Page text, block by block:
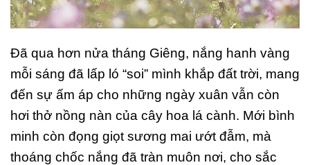
Đã qua hơn nửa tháng Giêng, nắng hanh vàng
mỗi sáng đã lấp ló “soi” mình khắp đất trời, mang
đến sự ấm áp cho những ngày xuân vẫn còn
hơi thở nồng nàn của cây hoa lá cành. Mới bình
minh còn đọng giọt sương mai ướt đẫm, mà
thoáng chốc nắng đã tràn muôn nơi, cho sắc